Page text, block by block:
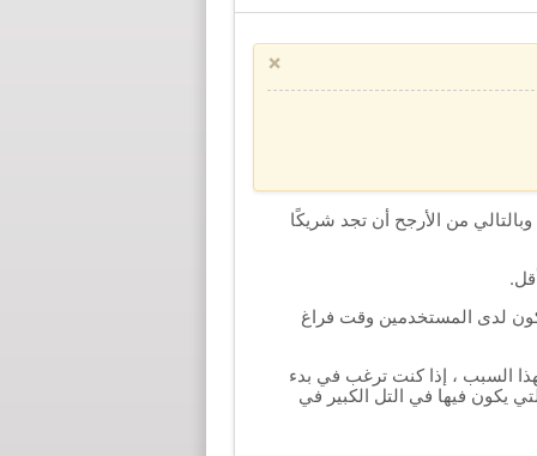
×
من الأرجح أن تجد شريكًا
لدى المستخدمين وقت فراغ
السبب ، إذا كنت ترغب في بدء
يكون فيها في التل الكبير في